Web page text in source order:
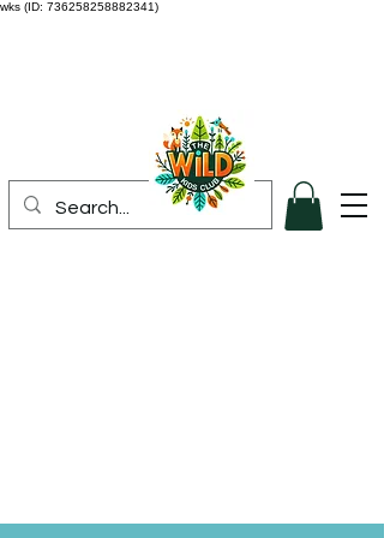
wks (ID: 736258258882341)